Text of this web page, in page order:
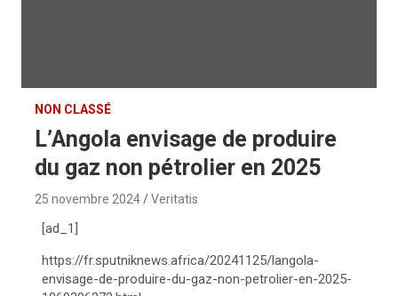
NON CLASSÉ
L’Angola envisage de produire
du gaz non pétrolier en 2025
25 novembre 2024 Veritatis
[ad_1]
https://fr.sputniknews.africa/20241125/langola-
envisage-de-produire-du-gaz-non-petrolier-en-2025-